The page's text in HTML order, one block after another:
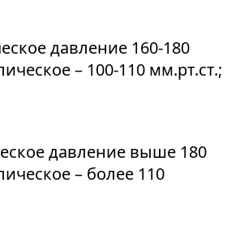
давление 160-180
– 100-110 мм.рт.ст.;
давление выше 180
– более 110